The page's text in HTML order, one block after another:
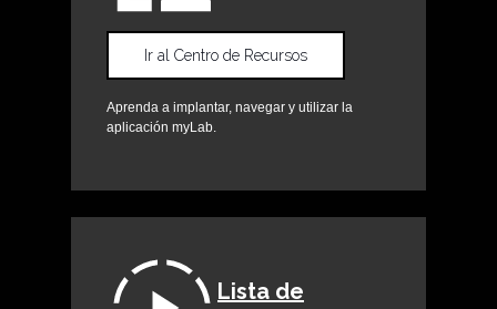
Ir al Centro de Recursos
Aprenda a implantar, navegar y utilizar la
aplicación myLab.
Lista de